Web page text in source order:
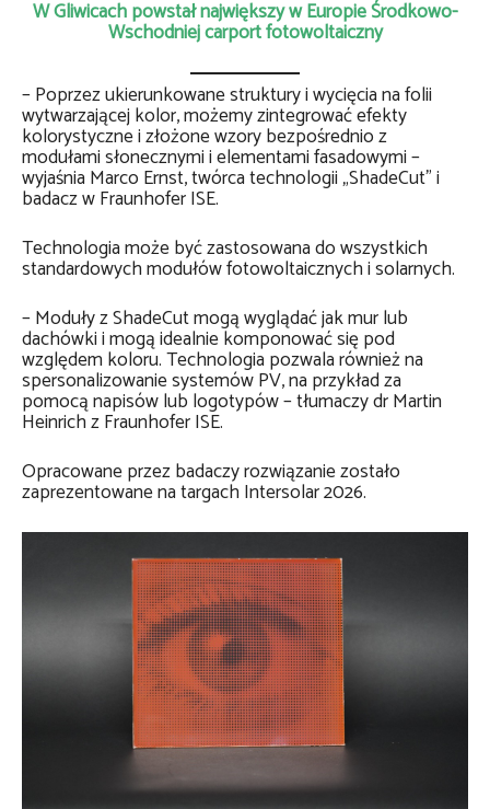
W Gliwicach powstał największy w Europie Środkowo-
Wschodniej carport fotowoltaiczny
– Poprzez ukierunkowane struktury i wycięcia na folii
wytwarzającej kolor, możemy zintegrować efekty
kolorystyczne i złożone wzory bezpośrednio z
modułami słonecznymi i elementami fasadowymi –
wyjaśnia Marco Ernst, twórca technologii „ShadeCut” i
badacz w Fraunhofer ISE.
Technologia może być zastosowana do wszystkich
standardowych modułów fotowoltaicznych i solarnych.
– Moduły z ShadeCut mogą wyglądać jak mur lub
dachówki i mogą idealnie komponować się pod
względem koloru. Technologia pozwala również na
spersonalizowanie systemów PV, na przykład za
pomocą napisów lub logotypów – tłumaczy dr Martin
Heinrich z Fraunhofer ISE.
Opracowane przez badaczy rozwiązanie zostało
zaprezentowane na targach Intersolar 2026.